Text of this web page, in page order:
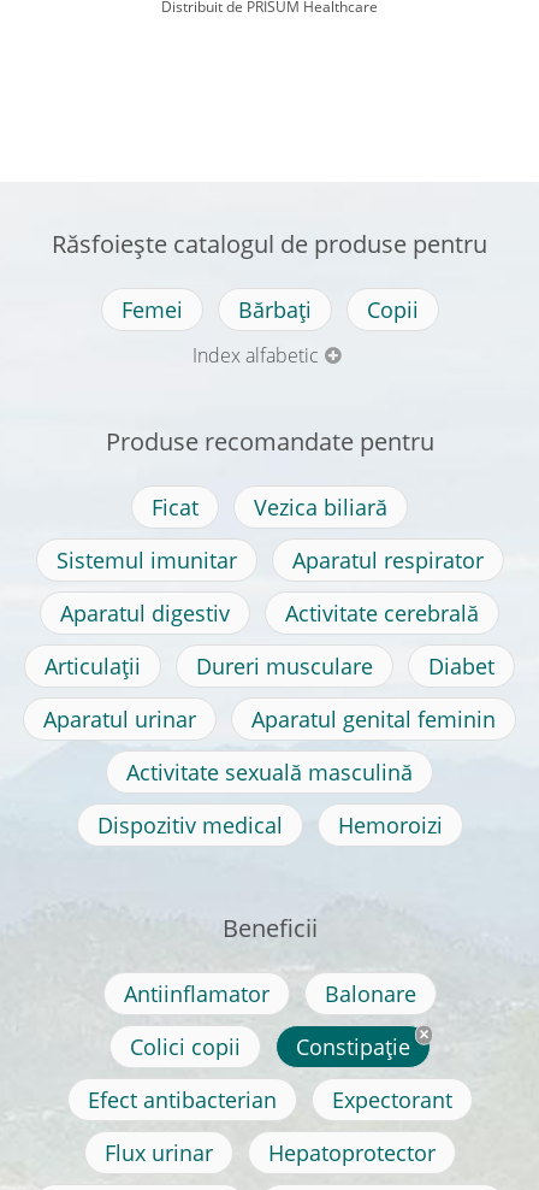
Distribuit de PRISUM Healthcare
Răsfoiește catalogul de produse pentru
Femei Bărbați Copii
Index alfabetic
Produse recomandate pentru
Ficat
Vezica biliară
Sistemul imunitar
Aparatul respirator
Aparatul digestiv
Activitate cerebrală
Articulații
Dureri musculare
Diabet
Aparatul urinar
Aparatul genital feminin
Activitate sexuală masculină
Dispozitiv medical
Hemoroizi
Beneficii
Antiinflamator
Balonare
Colici copii
Constipație
Efect antibacterian
Expectorant
Flux urinar
Hepatoprotector